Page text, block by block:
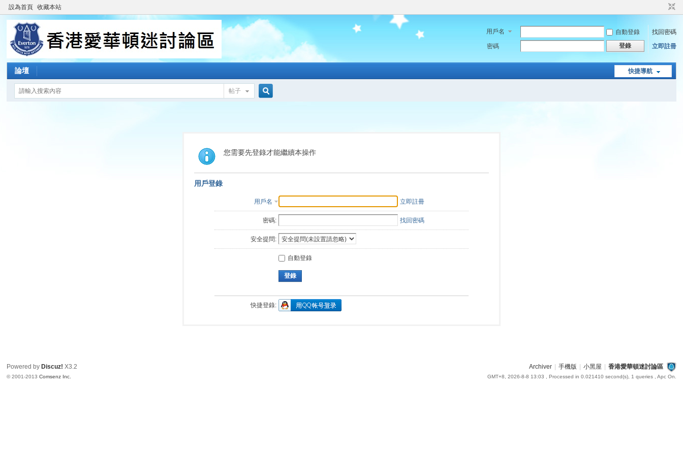
設為首頁 收藏本站
用戶名 自動登錄
找回密碼
密碼
登錄 立即註冊
快捷導航
論壇
帖子
索
您需要先登錄才能繼續本操作
用戶登錄
用戶名 立即註冊
密碼: 找回密碼
安全提問:
自動登錄
登錄
快捷登錄:
Archiver 手機版 小黑屋 香港愛華頓迷討論區
GMT+8, 2026-8-8 13:03 , Processed in 0.021410 second(s), 1 queries , Apc On.
Powered by Discuz! X3.2
© 2001-2013Comsenz Inc.